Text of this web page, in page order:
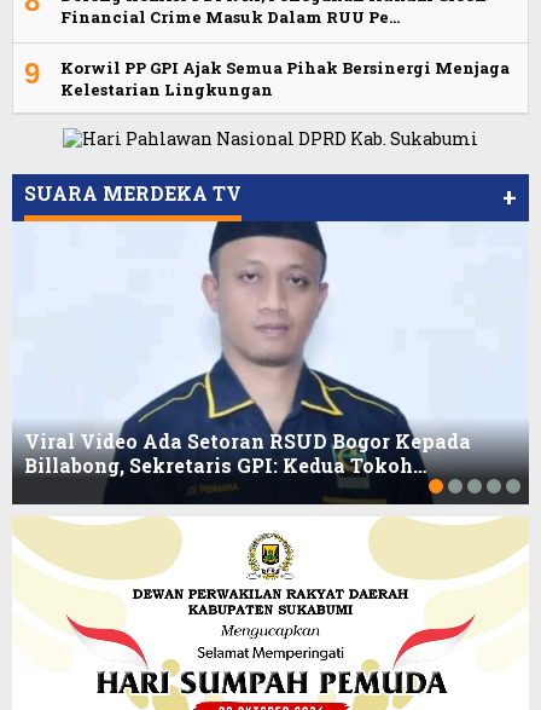
Financial Crime Masuk Dalam RUU Pe…
9
Korwil PP GPI Ajak Semua Pihak Bersinergi Menjaga
Kelestarian Lingkungan
SUARA MERDEKA TV +
Viral Video Ada Setoran RSUD Bogor Kepada
Billabong, Sekretaris GPI: Kedua Tokoh…